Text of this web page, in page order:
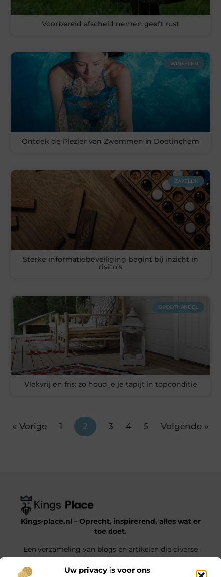
Uw privacy is voor ons
Voorbereid afscheid nemen geeft rust
WINKELEN
Ontdek de Plezier van Zwemmen in Doetinchem
ZAKELIJK
Sterke informatiebeveiliging begint bij inzicht in
risico’s
GROOTHANDEL
Vlekvrij en fris: zo houd je je tapijt in topconditie
« Vorige 1 2 3 4 5 Volgende »
Kings-place.nl – Oprecht, inspirerend, alles wat er
toe doet.
Een verzameling van blogs en artikelen die diverse
onderwerpen uit het dagelijks leven belichten.